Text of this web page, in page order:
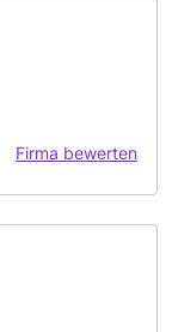
Firma bewerten